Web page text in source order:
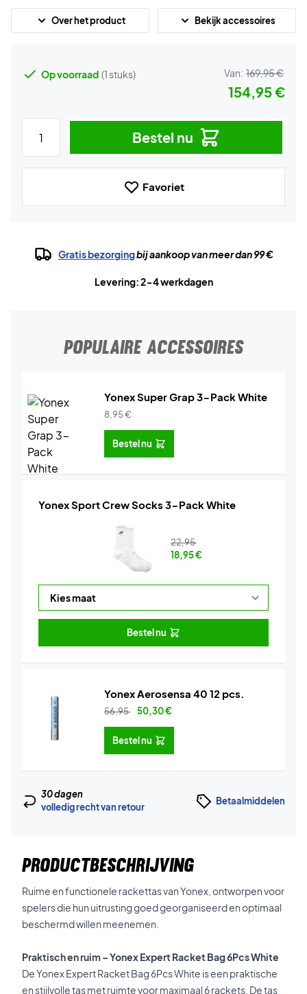
Over het product Bekijk accessoires
Op voorraad (1 stuks) Van: 169,95 €
154,95 €
Bestel nu
Favoriet
Gratis bezorgingbij aankoop van meer dan 99 €
Levering: 2-4 werkdagen
POPULAIRE ACCESSOIRES
Yonex Super Grap 3-Pack White
8,95€
Bestel nu
Yonex Sport Crew Socks 3-Pack White
22,95
18,95€
Bestel nu
Yonex Aerosensa 40 12 pcs.
56,95 50,30€
Bestel nu
30 dagen
volledig recht van retour
Betaalmiddelen
PRODUCTBESCHRIJVING
Ruime en functionele rackettas van Yonex, ontworpen voor
spelers die hun uitrusting goed georganiseerd en optimaal
beschermd willen meenemen.
Praktisch en ruim – Yonex Expert Racket Bag 6Pcs White
De Yonex Expert Racket Bag 6Pcs White is een praktische
en stijlvolle tas met ruimte voor maximaal 6 rackets. De tas